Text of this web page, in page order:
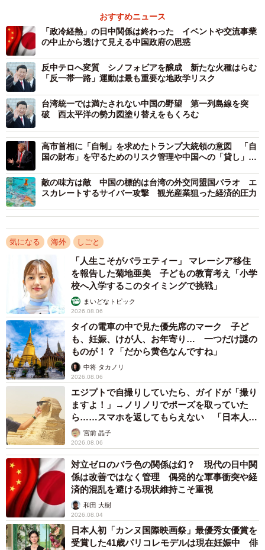
日中関係の冷え込みは長期化か
問題の根幹にあるのは、台湾が中国にとって「核心的利益
の中の核心」であるという事実である。中国は「一つの中
国」原則を自国の主権と領土保全に関わる根幹問題と位置
づけており、台湾問題におけるいかなる外部からの介入も
断固として排除する姿勢を崩さない。高市発言が示唆する
日本の軍事的関与の可能性は、中国にとって最も許容しが
たいレッドラインに触れる行為と認識されたであろう。
この核心的利益への対立が解消されない限り、日中関係の
冷え込みは長期化する可能性が極めて高いと言える。そし
て、この冷え込みが継続し、日本が台湾への関与を強める
姿勢を顕著にした場合、中国は日本にとってもっと「重い
カード」を切ってくる蓋然性が高まる。
「重いカード」は特定資源の輸出規制
懸念される「重いカード」は、日本経済の生命線ともいえ
る特定の資源の輸出規制である。特に、日本が中国に深く
依存するレアアース、マグネシウム、そして電気自動車
（EV）バッテリーや半導体製造に不可欠なグラファイトと
いった戦略物資がその対象となる可能性がある。
中国はこれらの資源において世界の生産・供給を圧倒的に
支配しており、輸出規制は日本のハイテク産業や自動車産
業に甚大な打撃を与えるであろう。これは、日本が長年抱
える中国に対する貿易的脆弱性の最も深刻な側面であり、
中国が地政学的な対立を経済的な武器に転用する際に、最
も効果的かつ容易に行える手段の一つである。
中国が「重いカード」を切るか否かは、今後の日本の外
交・安全保障政策、特に台湾に対する姿勢に大きく左右さ
れる。日本としては、安全保障上の必要性（台湾有事が日
本の存立危機事態となり得るという認識）と、経済的な安
おすすめニュース
「政冷経熱」の日中関係は終わった イベントや交流事業
の中止から透けて見える中国政府の思惑
反中テロへ変質 シノフォビアを醸成 新たな火種はらむ
「反一帯一路」運動は最も重要な地政学リスク
台湾統一では満たされない中国の野望 第一列島線を突
破 西太平洋の勢力図塗り替えをもくろむ
高市首相に「自制」を求めたトランプ大統領の意図 「自
国の財布」を守るためのリスク管理や中国への「貸し」
敵の味方は敵 中国の標的は台湾の外交同盟国パラオ エ
スカレートするサイバー攻撃 観光産業狙った経済的圧力
気になる 海外 しごと
「人生こそがバラエティー」 マレーシア移住
を報告した菊地亜美 子どもの教育考え「小学
校へ入学するこのタイミングで挑戦」
まいどなトピック
2026.08.06
タイの電車の中で見た優先席のマーク 子ど
も、妊娠、けが人、お年寄り… 一つだけ謎の
ものが！？「だから黄色なんですね」
中将 タカノリ
2026.08.06
エジプトで自撮りしていたら、ガイドが「撮り
ますよ！」→ノリノリでポーズを取っていた
ら……スマホを返してもらえない 「日本人は
カモ代表かも」「私は6時間で3万円払った」
宮前 晶子
2026.08.06
対立ゼロのバラ色の関係は幻？ 現代の日中関
係は改善ではなく管理 偶発的な軍事衝突や経
済的混乱を避ける現状維持こそ重視
和田 大樹
2026.08.04
日本人初「カンヌ国際映画祭」最優秀女優賞を
受賞した41歳パリコレモデルは現在妊娠中 俳